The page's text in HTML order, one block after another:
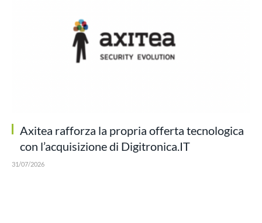
Axitea rafforza la propria offerta tecnologica
con l’acquisizione di Digitronica.IT
31/07/2026